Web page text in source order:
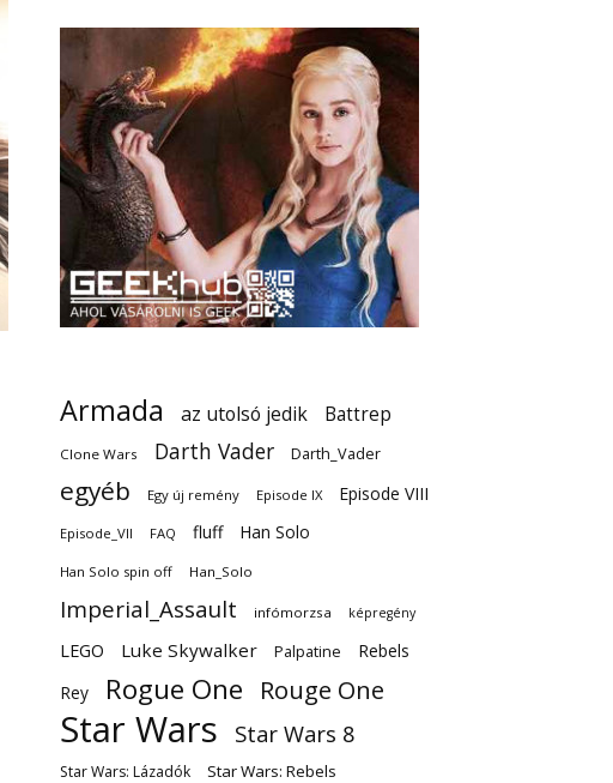
Armada az utolsó jedik Battrep
Clone Wars Darth Vader Darth_Vader
egyéb Egy új remény Episode IX Episode VIII
Episode_VII FAQ fluff Han Solo
Han Solo spin off Han_Solo
Imperial_Assault infómorzsa képregény
LEGO Luke Skywalker Palpatine
Rebels
Rey
Rogue One Rouge One
Star Wars Star Wars 8
Star Wars: Lázadók Star Wars: Rebels